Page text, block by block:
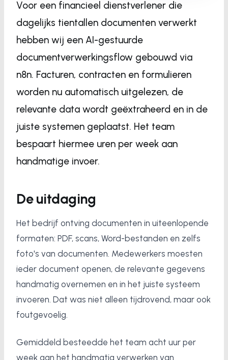
Voor een financieel dienstverlener die
dagelijks tientallen documenten verwerkt
hebben wij een AI-gestuurde
documentverwerkingsflow gebouwd via
n8n. Facturen, contracten en formulieren
worden nu automatisch uitgelezen, de
relevante data wordt geëxtraheerd en in de
juiste systemen geplaatst. Het team
bespaart hiermee uren per week aan
handmatige invoer.
De uitdaging
Het bedrijf ontving documenten in uiteenlopende
formaten: PDF, scans, Word-bestanden en zelfs
foto's van documenten. Medewerkers moesten
ieder document openen, de relevante gegevens
handmatig overnemen en in het juiste systeem
invoeren. Dat was niet alleen tijdrovend, maar ook
foutgevoelig.
Gemiddeld besteedde het team acht uur per
week aan het handmatig verwerken van